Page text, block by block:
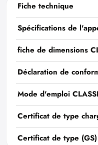
Fiche technique
Spécifications de
fiche de dimensions
Déclaration de
Mode d'emploi
Certificat de type
Certificat de type (GS)